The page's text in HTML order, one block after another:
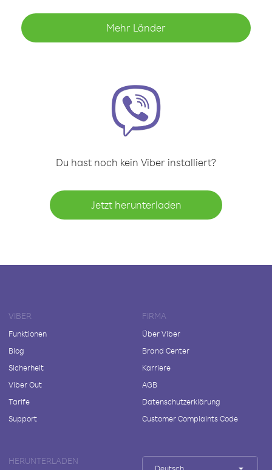
Mehr Länder
Du hast noch kein Viber installiert?
Jetzt herunterladen
VIBER
Funktionen
Blog
Sicherheit
Viber Out
Tarife
Support
FIRMA
Über Viber
Brand Center
Karriere
AGB
Datenschutzerklärung
Customer Complaints Code
HERUNTERLADEN